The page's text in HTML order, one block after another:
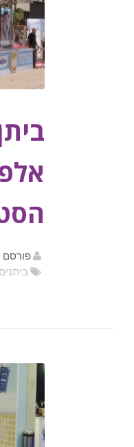
פורסם